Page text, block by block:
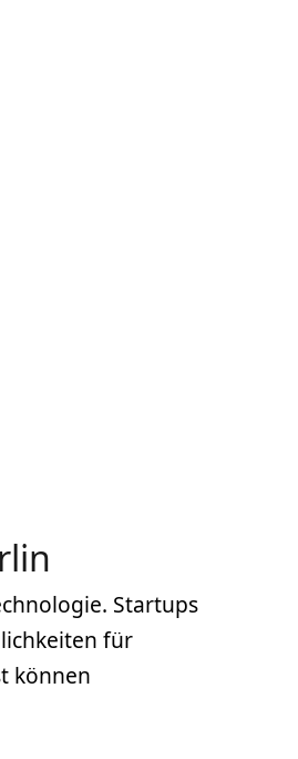
Startups
für
können